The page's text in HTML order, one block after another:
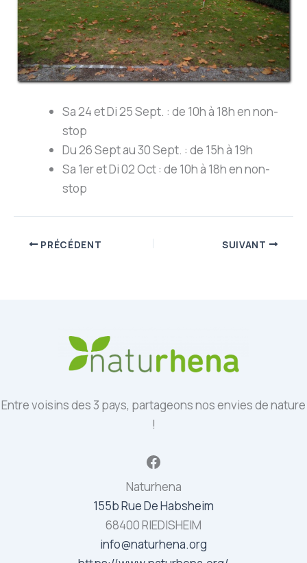
Sa 24 et Di 25 Sept. : de 10h à 18h en non-
stop
Du 26 Sept au 30 Sept. : de 15h à 19h
Sa 1er et Di 02 Oct : de 10h à 18h en non-
stop
PRÉCÉDENT SUIVANT
Entre voisins des 3 pays, partageons nos envies de nature
!
Facebook
Naturhena
155b Rue De Habsheim
68400 RIEDISHEIM
info@naturhena.org